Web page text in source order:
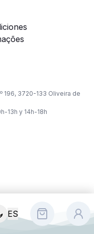
ES
196, 3720-133 Oliveira de
13h y 14h-18h